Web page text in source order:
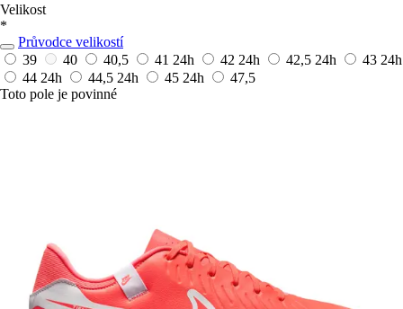
Velikost
*
Průvodce velikostí
39
40 40,5 41 24h 42 24h 42,5 24h 43 24h
44 24h 44,5 24h 45 24h
47,5
Toto pole je povinné